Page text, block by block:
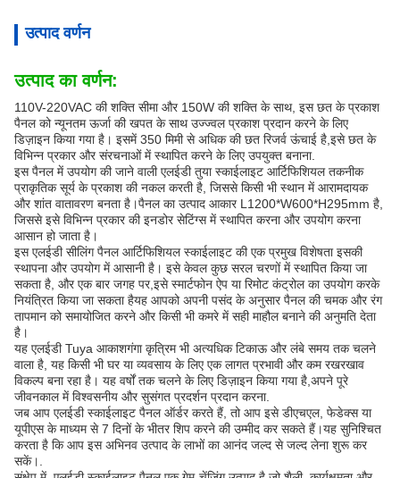
उत्पाद वर्णन
उत्पाद का वर्णन:
110V-220VAC की शक्ति सीमा और 150W की शक्ति के साथ, इस छत के प्रकाश
पैनल को न्यूनतम ऊर्जा की खपत के साथ उज्ज्वल प्रकाश प्रदान करने के लिए
डिज़ाइन किया गया है। इसमें 350 मिमी से अधिक की छत रिजर्व ऊंचाई है,इसे छत के
विभिन्न प्रकार और संरचनाओं में स्थापित करने के लिए उपयुक्त बनाना.
इस पैनल में उपयोग की जाने वाली एलईडी तुया स्काईलाइट आर्टिफिशियल तकनीक
प्राकृतिक सूर्य के प्रकाश की नकल करती है, जिससे किसी भी स्थान में आरामदायक
और शांत वातावरण बनता है।पैनल का उत्पाद आकार L1200*W600*H295mm है,
जिससे इसे विभिन्न प्रकार की इनडोर सेटिंग्स में स्थापित करना और उपयोग करना
आसान हो जाता है।
इस एलईडी सीलिंग पैनल आर्टिफिशियल स्काईलाइट की एक प्रमुख विशेषता इसकी
स्थापना और उपयोग में आसानी है। इसे केवल कुछ सरल चरणों में स्थापित किया जा
सकता है, और एक बार जगह पर,इसे स्मार्टफोन ऐप या रिमोट कंट्रोल का उपयोग करके
नियंत्रित किया जा सकता हैयह आपको अपनी पसंद के अनुसार पैनल की चमक और रंग
तापमान को समायोजित करने और किसी भी कमरे में सही माहौल बनाने की अनुमति देता
है।
यह एलईडी Tuya आकाशगंगा कृत्रिम भी अत्यधिक टिकाऊ और लंबे समय तक चलने
वाला है, यह किसी भी घर या व्यवसाय के लिए एक लागत प्रभावी और कम रखरखाव
विकल्प बना रहा है। यह वर्षों तक चलने के लिए डिज़ाइन किया गया है,अपने पूरे
जीवनकाल में विश्वसनीय और सुसंगत प्रदर्शन प्रदान करना.
जब आप एलईडी स्काईलाइट पैनल ऑर्डर करते हैं, तो आप इसे डीएचएल, फेडेक्स या
यूपीएस के माध्यम से 7 दिनों के भीतर शिप करने की उम्मीद कर सकते हैं।यह सुनिश्चित
करता है कि आप इस अभिनव उत्पाद के लाभों का आनंद जल्द से जल्द लेना शुरू कर
सकें।.